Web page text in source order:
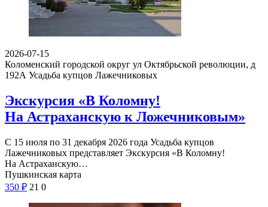
2026-07-15
Коломенский городской округ ул Октябрьской революции, д
192А Усадьба купцов Лажечниковых
Экскурсия «В Коломну!
На Астраханскую к Ложечниковым»
С 15 июля по 31 декабря 2026 года Усадьба купцов
Лажечниковых представляет Экскурсия «В Коломну!
На Астраханскую…
Пушкинская карта
350 ₽ 21 0